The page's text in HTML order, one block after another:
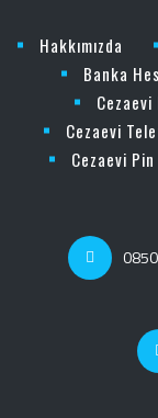
Hakkımızda
Banka
Cezaevi
Cezaevi Pin